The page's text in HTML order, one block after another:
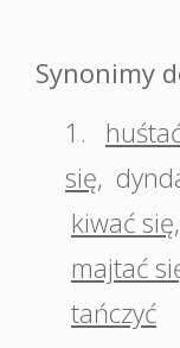
Synonimy
1.
się,
kiwać się,
majtać
tańczyć